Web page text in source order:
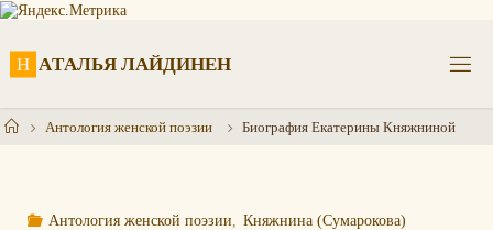
Перейти
Н АТАЛЬЯ ЛАЙДИНЕН
ГлавнаяАнтология женской поэзии Биография Екатерины Княжниной
Антология женской поэзии
Княжнина (Сумарокова)